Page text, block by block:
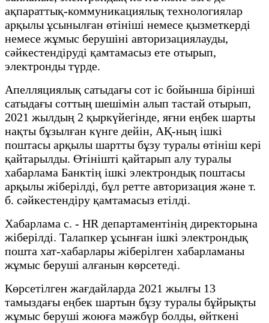
ақпараттық-коммуникациялық технологиялар
арқылы ұсынылған өтініші немесе қызметкерді
немесе жұмыс берушіні авторизациялауды,
сәйкестендіруді қамтамасыз ете отырып,
электронды түрде.
Апелляциялық сатыдағы сот іс бойынша бірінші
сатыдағы соттың шешімін алып тастай отырып,
2021 жылдың 2 қыркүйегінде, яғни еңбек шарты
нақты бұзылған күнге дейін, АҚ-ның ішкі
поштасы арқылы шартты бұзу туралы өтініш кері
қайтарылды. Өтінішті қайтарып алу туралы
хабарлама Банктің ішкі электрондық поштасы
арқылы жіберілді, бұл ретте авторизация және т.
б. сәйкестендіру қамтамасыз етілді.
Хабарлама с. - HR департаментінің директорына
жіберілді. Талапкер ұсынған ішкі электрондық
пошта хат-хабарлары жіберілген хабарламаны
жұмыс беруші алғанын көрсетеді.
Көрсетілген жағдайларда 2021 жылғы 13
тамыздағы еңбек шартын бұзу туралы бұйрықты
жұмыс беруші жоюға мәжбүр болды, өйткені